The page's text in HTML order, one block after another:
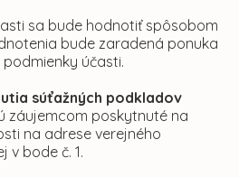
sa bude hodnotiť spôsobom
bude zaradená ponuka
účasti.
súťažných podkladov
záujemcom poskytnuté na
na adrese verejného
v bode č. 1.